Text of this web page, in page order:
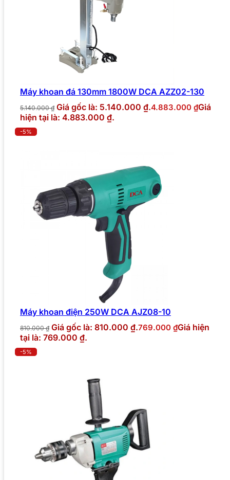
Máy khoan đá 130mm 1800W DCA AZZ02-130
5.140.000₫ Giá gốc là: 5.140.000 ₫.4.883.000 ₫Giá
hiện tại là: 4.883.000 ₫.
-5%
Máy khoan điện 250W DCA AJZ08-10
810.000₫ Giá gốc là: 810.000 ₫.769.000 ₫Giá hiện
tại là: 769.000 ₫.
-5%